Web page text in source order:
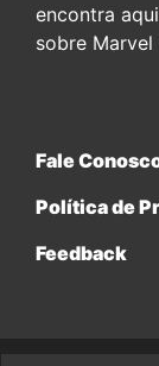
encontra
sobre Marvel
Fale
Política de
Feedback